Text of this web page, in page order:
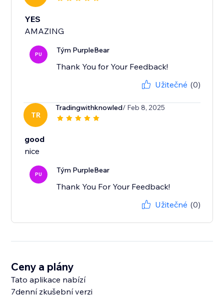
YES
AMAZING
PU Tým PurpleBear
Thank You for Your Feedback!
Užitečné (0)
TR
Tradingwithknowled/ Feb 8, 2025
good
PU Tým PurpleBear
Thank You For Your Feedback!
Užitečné (0)
Ceny a plány
Tato aplikace nabízí
7denní zkušební verzi